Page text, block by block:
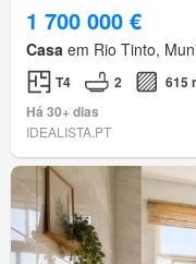
1 700 000 €
Casa em Rio Tinto,
T4 2
615
Há 30+ dias
IDEALISTA.PT